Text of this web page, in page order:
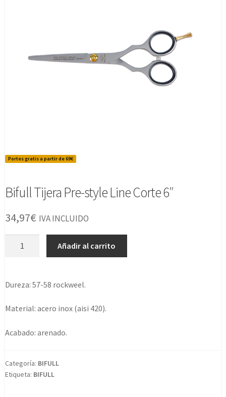
Portes gratis a partir de 69€
Bifull Tijera Pre-style Line Corte 6″
34,97€ IVA INCLUIDO
Line
cantidad
Añadir al carrito
Dureza: 57-58 rockweel.
Material: acero inox (aisi 420).
Acabado: arenado.
Categoría: BIFULL
Etiqueta: BIFULL